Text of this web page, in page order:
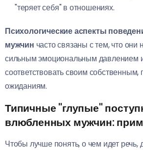
"теряет себя" в отношениях.
Психологические аспекты
мужчин часто связаны с тем, что они
сильным эмоциональным давлением
соответствовать своим
ожиданиям.
Типичные "глупые"
влюбленных мужчин:
Чтобы лучше понять, о чем идет речь,